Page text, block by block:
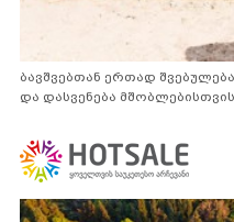
ბავშვებთან ერთად
და დასვენება